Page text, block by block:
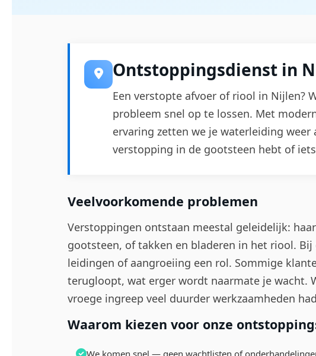
Ontstoppingsdienst in
Een verstopte afvoer of riool in Nijlen?
probleem snel op te lossen. Met
ervaring zetten we je waterleiding
verstopping in de gootsteen hebt of
Veelvoorkomende problemen
Verstoppingen ontstaan meestal geleidelijk:
gootsteen, of takken en bladeren in het riool.
leidingen of aangroeiing een rol. Sommige
terugloopt, wat erger wordt naarmate je wacht.
vroege ingreep veel duurder werkzaamheden
Waarom kiezen voor onze
We komen snel — geen wachtlisten of